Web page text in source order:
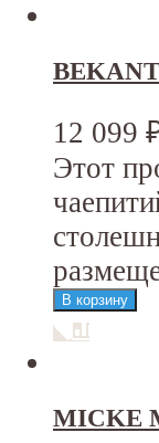
12 099
Этот
MICKE